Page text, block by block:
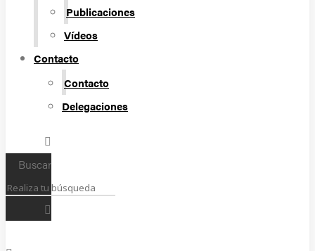
Publicaciones
Vídeos
Contacto
Contacto
Delegaciones
Buscar